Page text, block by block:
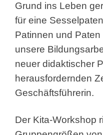
Grund ins Leben
für eine
Patinnen und
unsere
neuer didaktischer
herausfordernden
Geschäftsführerin.
Der Kita-Workshop